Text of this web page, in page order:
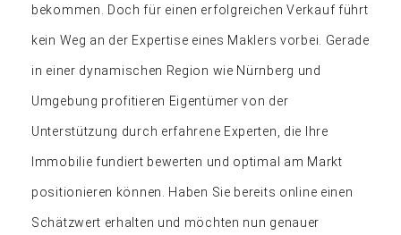
bekommen. Doch für einen erfolgreichen Verkauf führt
kein Weg an der Expertise eines Maklers vorbei. Gerade
in einer dynamischen Region wie Nürnberg und
Umgebung profitieren Eigentümer von der
Unterstützung durch erfahrene Experten, die Ihre
Immobilie fundiert bewerten und optimal am Markt
positionieren können. Haben Sie bereits online einen
Schätzwert erhalten und möchten nun genauer